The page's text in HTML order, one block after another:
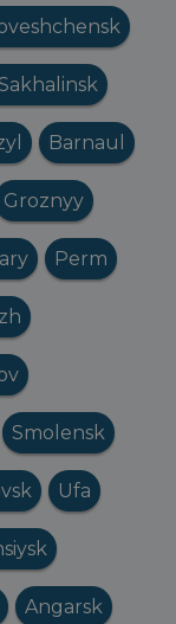
Barnaul
Groznyy
Perm
Smolensk
Ufa
Angarsk